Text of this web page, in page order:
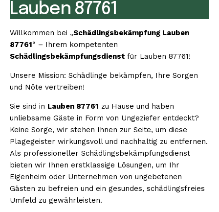
Lauben 87761
Willkommen bei „Schädlingsbekämpfung Lauben
87761“ – Ihrem kompetenten
Schädlingsbekämpfungsdienst für Lauben 87761!
Unsere Mission: Schädlinge bekämpfen, Ihre Sorgen
und Nöte vertreiben!
Sie sind in Lauben 87761 zu Hause und haben
unliebsame Gäste in Form von Ungeziefer entdeckt?
Keine Sorge, wir stehen Ihnen zur Seite, um diese
Plagegeister wirkungsvoll und nachhaltig zu entfernen.
Als professioneller Schädlingsbekämpfungsdienst
bieten wir Ihnen erstklassige Lösungen, um Ihr
Eigenheim oder Unternehmen von ungebetenen
Gästen zu befreien und ein gesundes, schädlingsfreies
Umfeld zu gewährleisten.